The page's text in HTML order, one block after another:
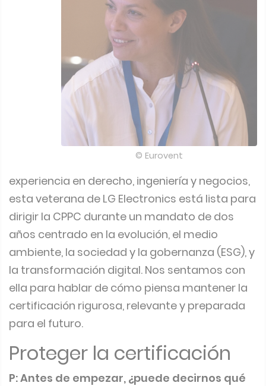
© Eurovent
experiencia en derecho, ingeniería y negocios,
esta veterana de LG Electronics está lista para
dirigir la CPPC durante un mandato de dos
años centrado en la evolución, el medio
ambiente, la sociedad y la gobernanza (ESG), y
la transformación digital. Nos sentamos con
ella para hablar de cómo piensa mantener la
certificación rigurosa, relevante y preparada
para el futuro.
Proteger la certificación
P: Antes de empezar, ¿puede decirnos qué